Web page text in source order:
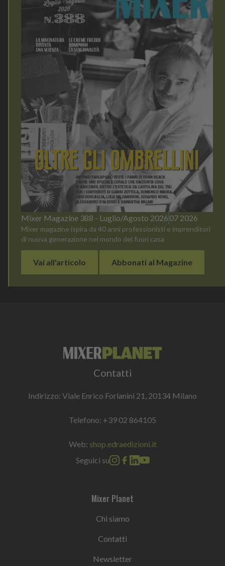
Mixer Magazine 388 - Luglio/Agosto 2026 07 2026
Mixer magazine ispira da 40 anni professionisti e imprenditori
di nuova generazione nel mondo del fuori casa
Vai all'articolo Abbonati al Magazine
Contatti
Indirizzo: Viale Enrico Forlanini 21, 20134 Milano
Telefono: +39 02 864105
Web: shop.edraedizioni.it
Seguici su
Mixer Planet
Chi siamo
Contatti
Newsletter